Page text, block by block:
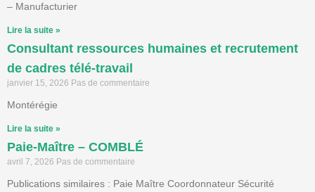
– Manufacturier
Lire la suite »
Consultant ressources humaines et recrutement
de cadres télé-travail
janvier 15, 2026 Pas de commentaire
Montérégie
Lire la suite »
Paie-Maître – COMBLÉ
avril 7, 2026 Pas de commentaire
Publications similaires : Paie Maître Coordonnateur Sécurité